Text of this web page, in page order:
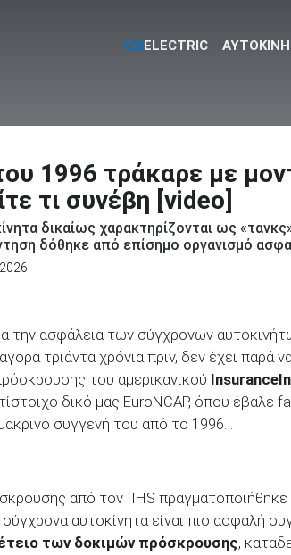
GOELECTRIC
Βρες τα πάντα
το!
1996 τράκαρε με
τι συνέβη [video]
δικαίως χαρακτηρίζονται ως
δόθηκε από επίσημο οργανισμό
την ασφάλεια των σύγχρονων
τριάντα χρόνια πριν, δεν έχει παρά
του αμερικανικού Insurance
δικό μας EuroNCAP, όπου έβαλε
συγγενή του από το 1996…
από τον IIHS
αυτοκίνητα είναι πιο ασφαλή
των δοκιμών πρόσκρουσης,